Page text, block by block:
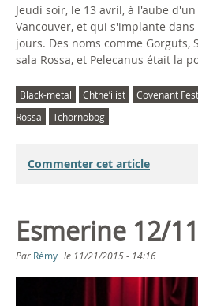
Jeudi soir, le 13 avril, à l'aube
Vancouver, et qui s'implante
jours. Des noms comme
sala Rossa, et Pelecanus était la
Black-metal Chthe’ilist Covenant
Rossa
Tchornobog
Commenter cet article
Esmerine 12/
Par Rémy le 11/21/2015 - 14:16